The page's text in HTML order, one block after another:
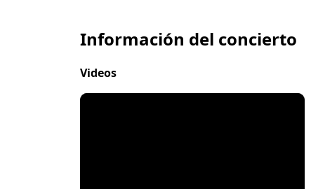
Información del concierto
Videos